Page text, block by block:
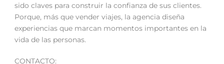
sido claves para construir la confianza de sus clientes.
Porque, más que vender viajes, la agencia diseña
experiencias que marcan momentos importantes en la
vida de las personas.
CONTACTO: